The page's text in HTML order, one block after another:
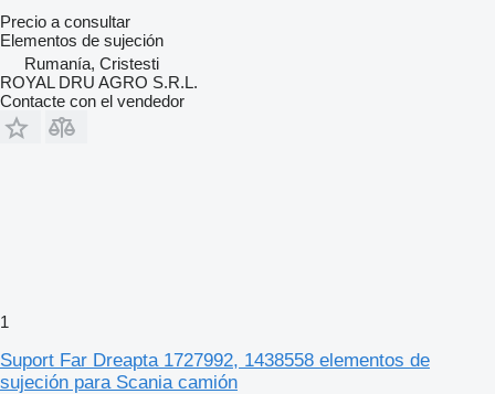
Precio a consultar
Elementos de sujeción
Rumanía, Cristesti
ROYAL DRU AGRO S.R.L.
Contacte con el vendedor
1
Suport Far Dreapta 1727992, 1438558 elementos de
sujeción para Scania camión